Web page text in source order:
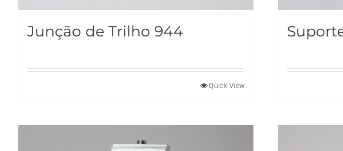
Junção de Trilho 944
Quick View